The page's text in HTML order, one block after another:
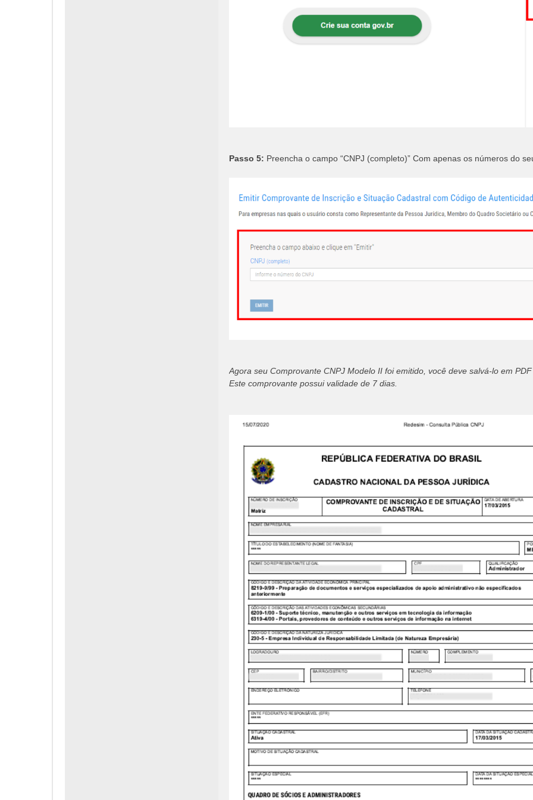
Passo 5: Preencha o campo “CNPJ (completo)” Com apenas os números do
Agora seu Comprovante CNPJ Modelo II foi emitido, você deve salvá-lo em
Este comprovante possui validade de 7 dias.